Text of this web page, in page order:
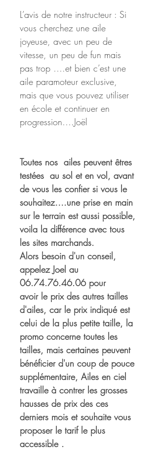
L’avis de notre instructeur : Si
vous cherchez une aile
joyeuse, avec un peu de
vitesse, un peu de fun mais
pas trop ….et bien c’est une
aile paramoteur exclusive,
mais que vous pouvez utiliser
en école et continuer en
progression….Joël
Toutes nos  ailes peuvent êtres
testées  au sol et en vol, avant
de vous les confier si vous le
souhaitez….une prise en main
sur le terrain est aussi possible,
voila la différence avec tous
les sites marchands.
Alors besoin d'un conseil,
appelez Joel au
06.74.76.46.06 pour
avoir le prix des autres tailles
d'ailes, car le prix indiqué est
celui de la plus petite taille, la
promo concerne toutes les
tailles, mais certaines peuvent
bénéficier d'un coup de pouce
supplémentaire, Ailes en ciel
travaille à contrer les grosses
hausses de prix des ces
derniers mois et souhaite vous
proposer le tarif le plus
accessible .